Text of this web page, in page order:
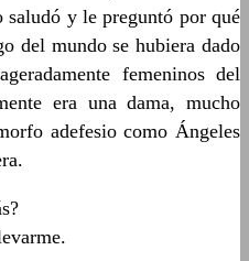
y le preguntó por qué
del mundo se hubiera dado
femeninos del
era una dama, mucho
adefesio como Ángeles